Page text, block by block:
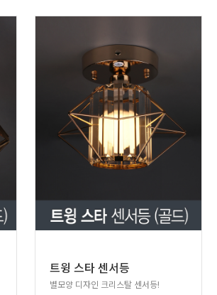
트윙 스타 센서등
별모양 디자인 크리스탈 센서등!